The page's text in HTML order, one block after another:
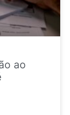
ao